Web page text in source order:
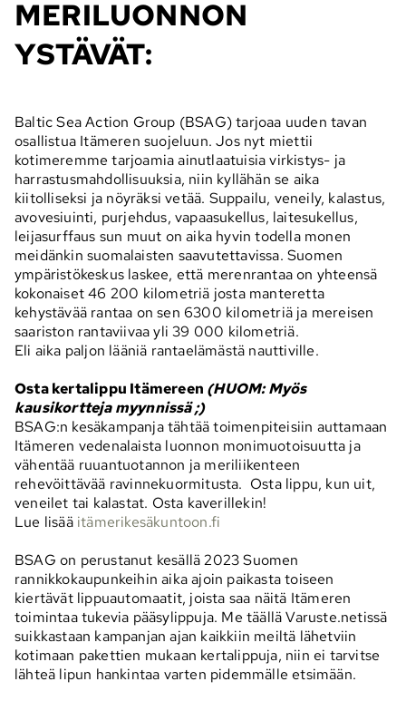
MERILUONNON
YSTÄVÄT:
Baltic Sea Action Group (BSAG) tarjoaa uuden tavan
osallistua Itämeren suojeluun. Jos nyt miettii
kotimeremme tarjoamia ainutlaatuisia virkistys- ja
harrastusmahdollisuuksia, niin kyllähän se aika
kiitolliseksi ja nöyräksi vetää. Suppailu, veneily, kalastus,
avovesiuinti, purjehdus, vapaasukellus, laitesukellus,
leijasurffaus sun muut on aika hyvin todella monen
meidänkin suomalaisten saavutettavissa. Suomen
ympäristökeskus laskee, että merenrantaa on yhteensä
kokonaiset 46 200 kilometriä josta manteretta
kehystävää rantaa on sen 6300 kilometriä ja mereisen
saariston rantaviivaa yli 39 000 kilometriä.
Eli aika paljon lääniä rantaelämästä nauttiville.
Osta kertalippu Itämereen (HUOM: Myös
kausikortteja myynnissä ;)
BSAG:n kesäkampanja tähtää toimenpiteisiin auttamaan
Itämeren vedenalaista luonnon monimuotoisuutta ja
vähentää ruuantuotannon ja meriliikenteen
rehevöittävää ravinnekuormitusta. Osta lippu, kun uit,
veneilet tai kalastat. Osta kaverillekin!
Lue lisää itämerikesäkuntoon.fi
BSAG on perustanut kesällä 2023 Suomen
rannikkokaupunkeihin aika ajoin paikasta toiseen
kiertävät lippuautomaatit, joista saa näitä Itämeren
toimintaa tukevia pääsylippuja. Me täällä Varuste.netissä
suikkastaan kampanjan ajan kaikkiin meiltä lähetviin
kotimaan pakettien mukaan kertalippuja, niin ei tarvitse
lähteä lipun hankintaa varten pidemmälle etsimään.